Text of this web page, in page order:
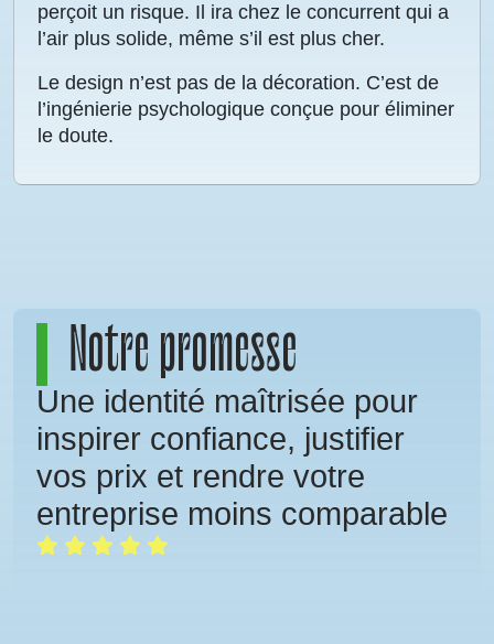
perçoit un risque. Il ira chez le concurrent qui a
l’air plus solide, même s’il est plus cher.
Le design n’est pas de la décoration. C’est de
l’ingénierie psychologique conçue pour éliminer
le doute.
Notre promesse
Une identité maîtrisée pour
inspirer confiance, justifier
vos prix et rendre votre
entreprise moins comparable